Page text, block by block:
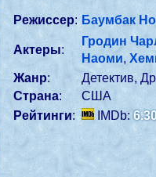
Режиссер: Баумбак
Актеры:
Гродин
Наоми,
Жанр:
Детектив,
Страна:
США
Рейтинги: IMDb: